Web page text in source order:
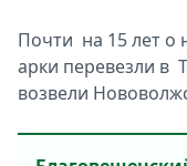
Почти на 15 лет о
арки перевезли в
возвели